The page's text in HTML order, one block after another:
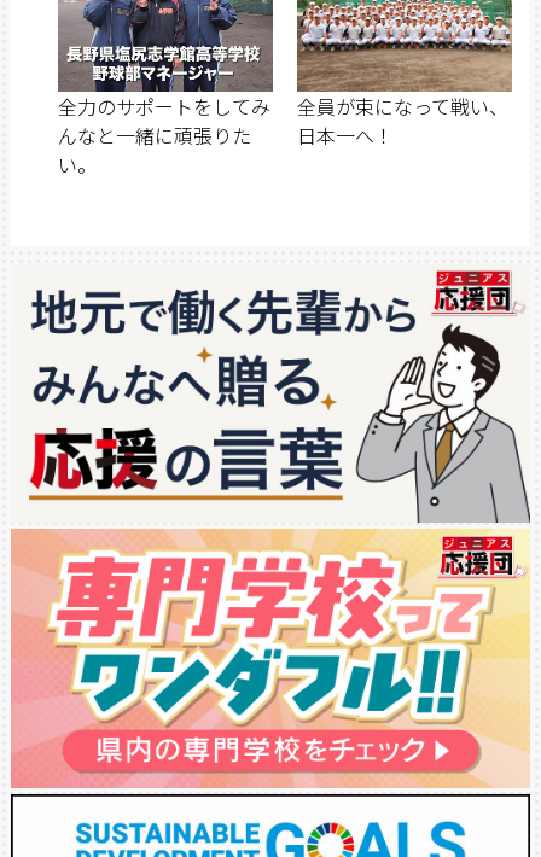
全力のサポートをしてみ
んなと一緒に頑張りた
い。
全員が束になって戦い、
日本一へ！